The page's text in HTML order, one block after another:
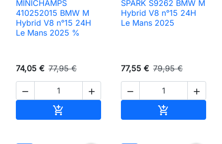
MINICHAMPS
410252015 BMW M
Hybrid V8 n°15 24H
Le Mans 2025 %
74,05 € 77,95 €
 

SPARK S9262 BMW M
Hybrid V8 n°15 24H
Le Mans 2025
77,55 € 79,95 €
 
